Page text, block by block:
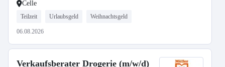
Celle
Teilzeit Urlaubsgeld Weihnachtsgeld
06.08.2026
Verkaufsberater Drogerie (m/w/d)